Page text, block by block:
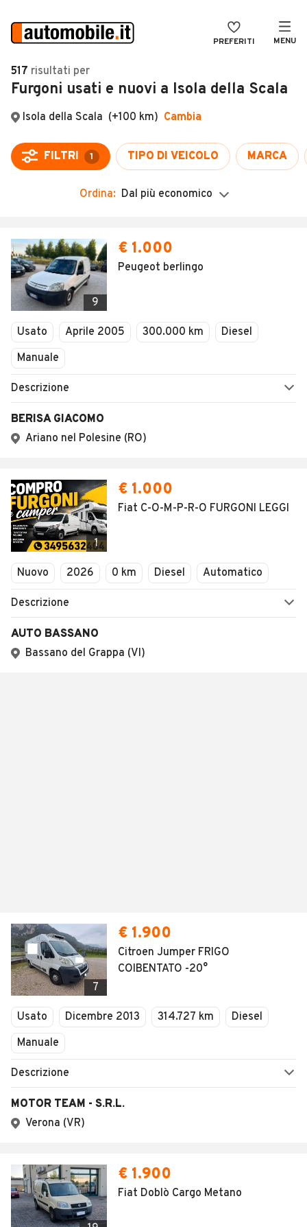
PREFERITI MENU
Auto
Auto usate
Auto Km 0
Auto Nuove
Noleggio a lungo termine
Moto
Camper
Veicoli Commerciali
Concessionari
VENDI
MAGAZINE
ACCEDI
517 risultati per
Furgoni usati e nuovi a Isola della Scala
Isola della Scala (+100 km) Cambia
FILTRI 1 TIPO DI VEICOLO MARCA
Ordina: Dal più economico
9
€ 1.000
Peugeot berlingo
Usato Aprile 2005 300.000 km
Diesel
Manuale
Descrizione
BERISA GIACOMO
Ariano nel Polesine (RO)
1
€ 1.000
Fiat C-O-M-P-R-O FURGONI LEGGI
Nuovo 2026 0 km Diesel Automatico
Descrizione
AUTO BASSANO
Bassano del Grappa (VI)
7
€ 1.900
Citroen Jumper FRIGO
COIBENTATO -20°
Usato Dicembre 2013 314.727 km
Diesel
Manuale
Descrizione
MOTOR TEAM - S.R.L.
Verona (VR)
€ 1.900
Fiat Doblò Cargo Metano